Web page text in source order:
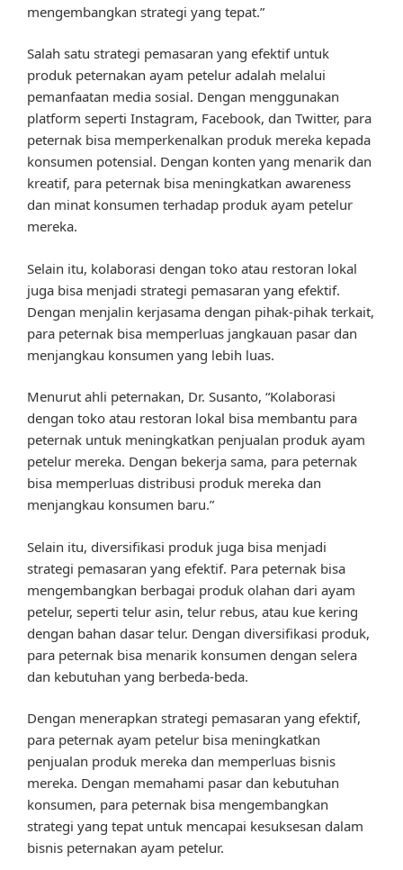
mengembangkan strategi yang tepat.”
Salah satu strategi pemasaran yang efektif untuk
produk peternakan ayam petelur adalah melalui
pemanfaatan media sosial. Dengan menggunakan
platform seperti Instagram, Facebook, dan Twitter, para
peternak bisa memperkenalkan produk mereka kepada
konsumen potensial. Dengan konten yang menarik dan
kreatif, para peternak bisa meningkatkan awareness
dan minat konsumen terhadap produk ayam petelur
mereka.
Selain itu, kolaborasi dengan toko atau restoran lokal
juga bisa menjadi strategi pemasaran yang efektif.
Dengan menjalin kerjasama dengan pihak-pihak terkait,
para peternak bisa memperluas jangkauan pasar dan
menjangkau konsumen yang lebih luas.
Menurut ahli peternakan, Dr. Susanto, “Kolaborasi
dengan toko atau restoran lokal bisa membantu para
peternak untuk meningkatkan penjualan produk ayam
petelur mereka. Dengan bekerja sama, para peternak
bisa memperluas distribusi produk mereka dan
menjangkau konsumen baru.”
Selain itu, diversifikasi produk juga bisa menjadi
strategi pemasaran yang efektif. Para peternak bisa
mengembangkan berbagai produk olahan dari ayam
petelur, seperti telur asin, telur rebus, atau kue kering
dengan bahan dasar telur. Dengan diversifikasi produk,
para peternak bisa menarik konsumen dengan selera
dan kebutuhan yang berbeda-beda.
Dengan menerapkan strategi pemasaran yang efektif,
para peternak ayam petelur bisa meningkatkan
penjualan produk mereka dan memperluas bisnis
mereka. Dengan memahami pasar dan kebutuhan
konsumen, para peternak bisa mengembangkan
strategi yang tepat untuk mencapai kesuksesan dalam
bisnis peternakan ayam petelur.